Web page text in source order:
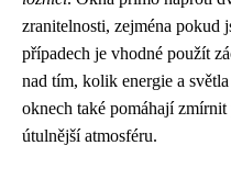
zranitelnosti, zejména
případech je vhodné použít
nad tím, kolik energie a
oknech také pomáhají
útulnější atmosféru.